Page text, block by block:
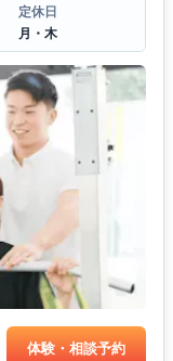
定休日
月・木
体験・相談予約